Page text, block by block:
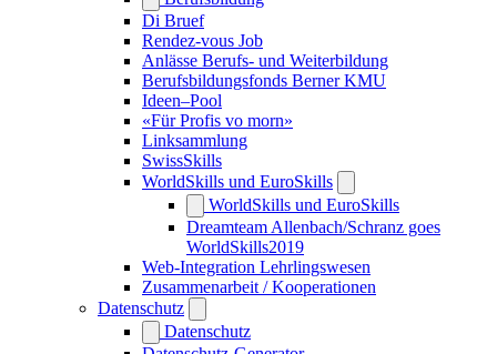
Di Bruef
Rendez-vous Job
Anlässe Berufs- und Weiterbildung
Berufsbildungsfonds Berner KMU
Ideen–Pool
«Für Profis vo morn»
Linksammlung
SwissSkills
WorldSkills und EuroSkills
WorldSkills und EuroSkills
Dreamteam Allenbach/Schranz goes
WorldSkills2019
Web-Integration Lehrlingswesen
Zusammenarbeit / Kooperationen
Datenschutz
Datenschutz